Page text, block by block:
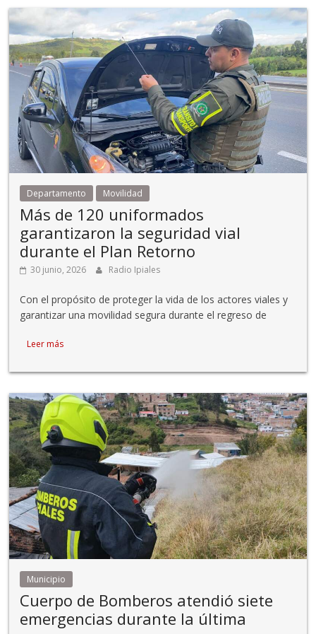
Departamento Movilidad
Más de 120 uniformados
garantizaron la seguridad vial
durante el Plan Retorno
30 junio, 2026 Radio Ipiales
Con el propósito de proteger la vida de los actores viales y
garantizar una movilidad segura durante el regreso de
Leer más
Municipio
Cuerpo de Bomberos atendió siete
emergencias durante la última